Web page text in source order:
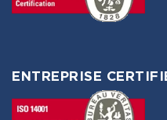
ENTREPRISE